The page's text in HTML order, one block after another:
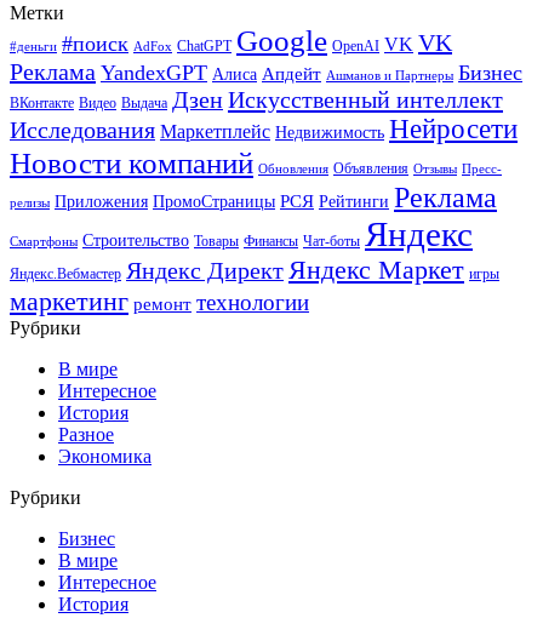
Метки
#деньги #поиск AdFox ChatGPT Google OpenAI VK VK
Реклама YandexGPT Алиса Апдейт Ашманов и Партнеры Бизнес
ВКонтакте Видео Выдача ДзенИскусственный интеллект
Исследования Маркетплейс Недвижимость Нейросети
Новости компаний Обновления Объявления Отзывы Пресс-
релизы Приложения ПромоСтраницы РСЯ Рейтинги Реклама
Смартфоны Строительство Товары Финансы Чат-боты Яндекс
Яндекс.Вебмастер Яндекс Директ Яндекс Маркет игры
маркетинг ремонт технологии
Рубрики
В мире
Интересное
История
Разное
Экономика
Рубрики
Бизнес
В мире
Интересное
История